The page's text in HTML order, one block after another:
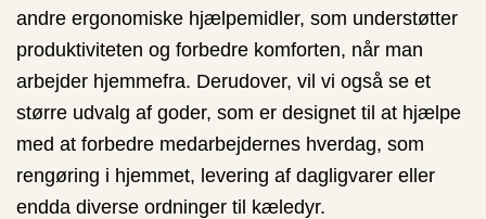
andre ergonomiske hjælpemidler, som understøtter
produktiviteten og forbedre komforten, når man
arbejder hjemmefra. Derudover, vil vi også se et
større udvalg af goder, som er designet til at hjælpe
med at forbedre medarbejdernes hverdag, som
rengøring i hjemmet, levering af dagligvarer eller
endda diverse ordninger til kæledyr.